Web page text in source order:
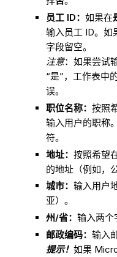
员工 ID： 如果在
输入员工 ID。如
字段留空。
注意：如果尝试
“是”，工作表中
误。
职位名称： 按照
输入用户的职称
符。
地址： 按照希望
的地址（例如，
城市： 输入用户
亚）。
州/省： 输入两个
邮政编码： 输入
提示！ 如果